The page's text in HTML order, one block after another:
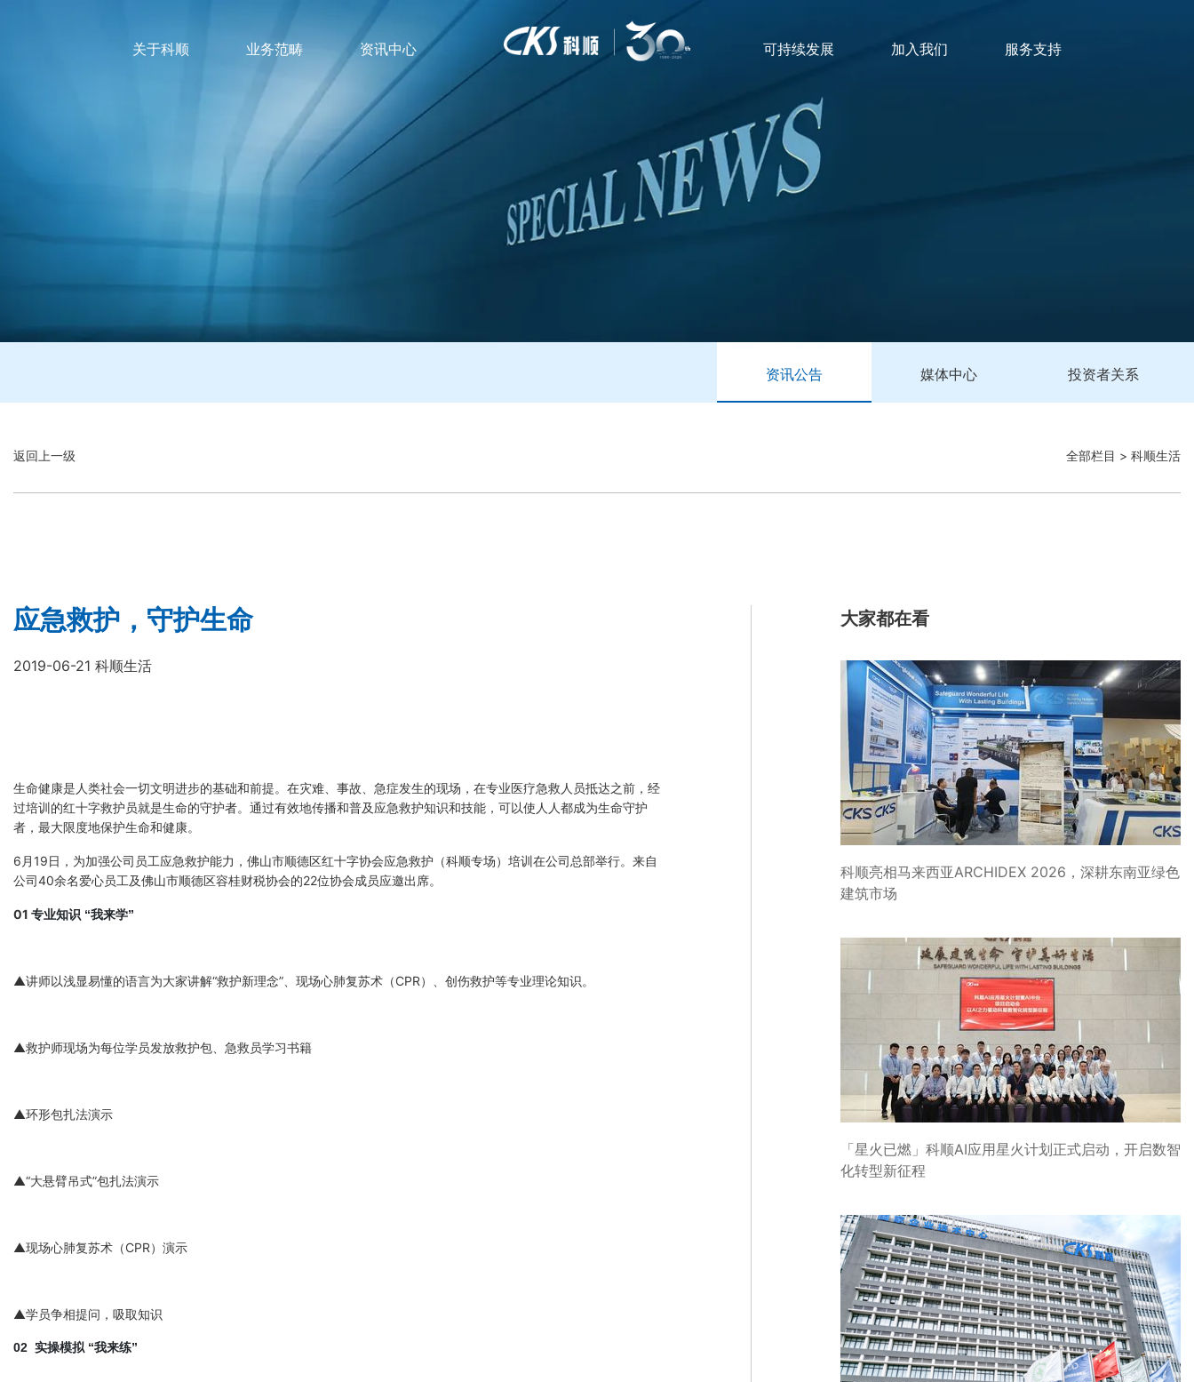
关于科顺 业务范畴 资讯中心 可持续发展 加入我们 服务支持
资讯公告 媒体中心 投资者关系
返回上一级 全部栏目 > 科顺生活
应急救护，守护生命
2019-06-21 科顺生活
生命健康是人类社会一切文明进步的基础和前提。在灾难、事故、急症发生的现场，在专业医疗急救人员抵达之前，经
过培训的红十字救护员就是生命的守护者。通过有效地传播和普及应急救护知识和技能，可以使人人都成为生命守护
者，最大限度地保护生命和健康。
6月19日，为加强公司员工应急救护能力，佛山市顺德区红十字协会应急救护（科顺专场）培训在公司总部举行。来自
公司40余名爱心员工及佛山市顺德区容桂财税协会的22位协会成员应邀出席。
01 专业知识 “我来学”
▲讲师以浅显易懂的语言为大家讲解“救护新理念”、现场心肺复苏术（CPR）、创伤救护等专业理论知识。
▲救护师现场为每位学员发放救护包、急救员学习书籍
▲环形包扎法演示
▲“大悬臂吊式”包扎法演示
▲现场心肺复苏术（CPR）演示
▲学员争相提问，吸取知识
02 实操模拟 “我来练”
大家都在看
科顺亮相马来西亚ARCHIDEX 2026，深耕东南亚绿色
建筑市场
「星火已燃」科顺AI应用星火计划正式启动，开启数智
化转型新征程